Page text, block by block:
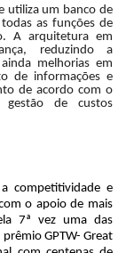
utiliza um banco de
as funções de
A arquitetura em
reduzindo a
melhorias em
de informações e
de acordo com o
de custos
competitividade e
o apoio de mais
7ª vez uma das
GPTW- Great